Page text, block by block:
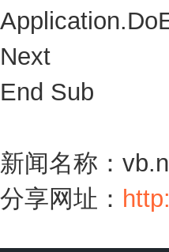
Next
End Sub
新闻名称：
分享网址：